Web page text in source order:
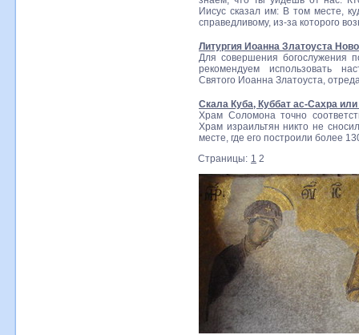
Иисус сказал им: В том месте,
справедливому, из-за которого
Литургия Иоанна Златоуста
Для совершения богослужения
рекомендуем использовать
Святого Иоанна Златоуста,
Скала Куба, Куббат ас-Сахра
Храм Соломона точно
Храм израильтян никто не
месте, где его построили более
Страницы: 1 2